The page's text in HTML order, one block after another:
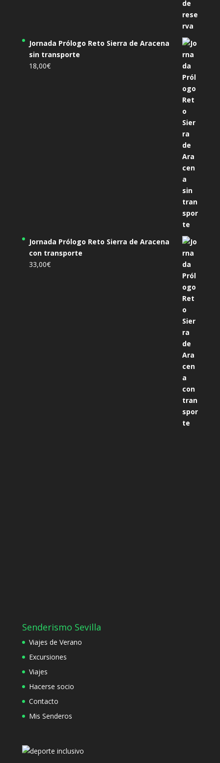
Jornada Prólogo Reto Sierra de Aracena
sin transporte
18,00€
Jornada Prólogo Reto Sierra de Aracena
con transporte
33,00€
Senderismo Sevilla
Viajes de Verano
Excursiones
Viajes
Hacerse socio
Contacto
Mis Senderos